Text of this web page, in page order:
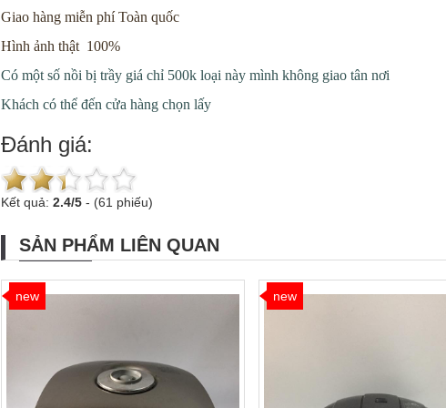
Giao hàng miễn phí Toàn quốc
Hình ảnh thật 100%
Có một số nồi bị trầy giá chỉ 500k loại này mình không giao tân nơi
Khách có thể đến cửa hàng chọn lấy
Đánh giá:
Kết quả: 2.4/5 - (61 phiếu)
SẢN PHẨM LIÊN QUAN
new new